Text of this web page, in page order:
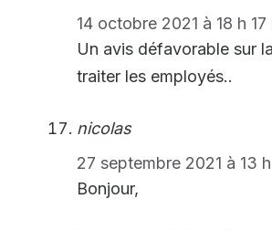
14 octobre 2021 à 18 h 17
Un avis défavorable sur
traiter les employés..
nicolas
27 septembre 2021 à 13
Bonjour,